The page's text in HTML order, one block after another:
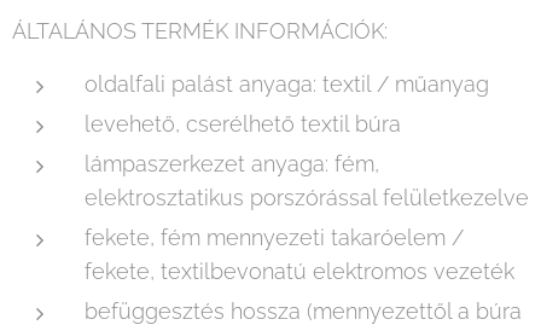
ÁLTALÁNOS TERMÉK INFORMÁCIÓK:
oldalfali palást anyaga: textil / műanyag
levehető, cserélhető textil búra
lámpaszerkezet anyaga: fém,
elektrosztatikus porszórással felületkezelve
fekete, fém mennyezeti takaróelem /
fekete, textilbevonatú elektromos vezeték
befüggesztés hossza (mennyezettől a búra